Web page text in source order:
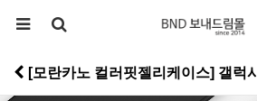
[모란카노 컬러핏젤리케이스] 갤럭시A25 5G